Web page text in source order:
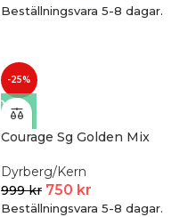
Beställningsvara 5-8 dagar.
-25%
Courage Sg Golden Mix
Dyrberg/Kern
999kr 750 kr
Beställningsvara 5-8 dagar.